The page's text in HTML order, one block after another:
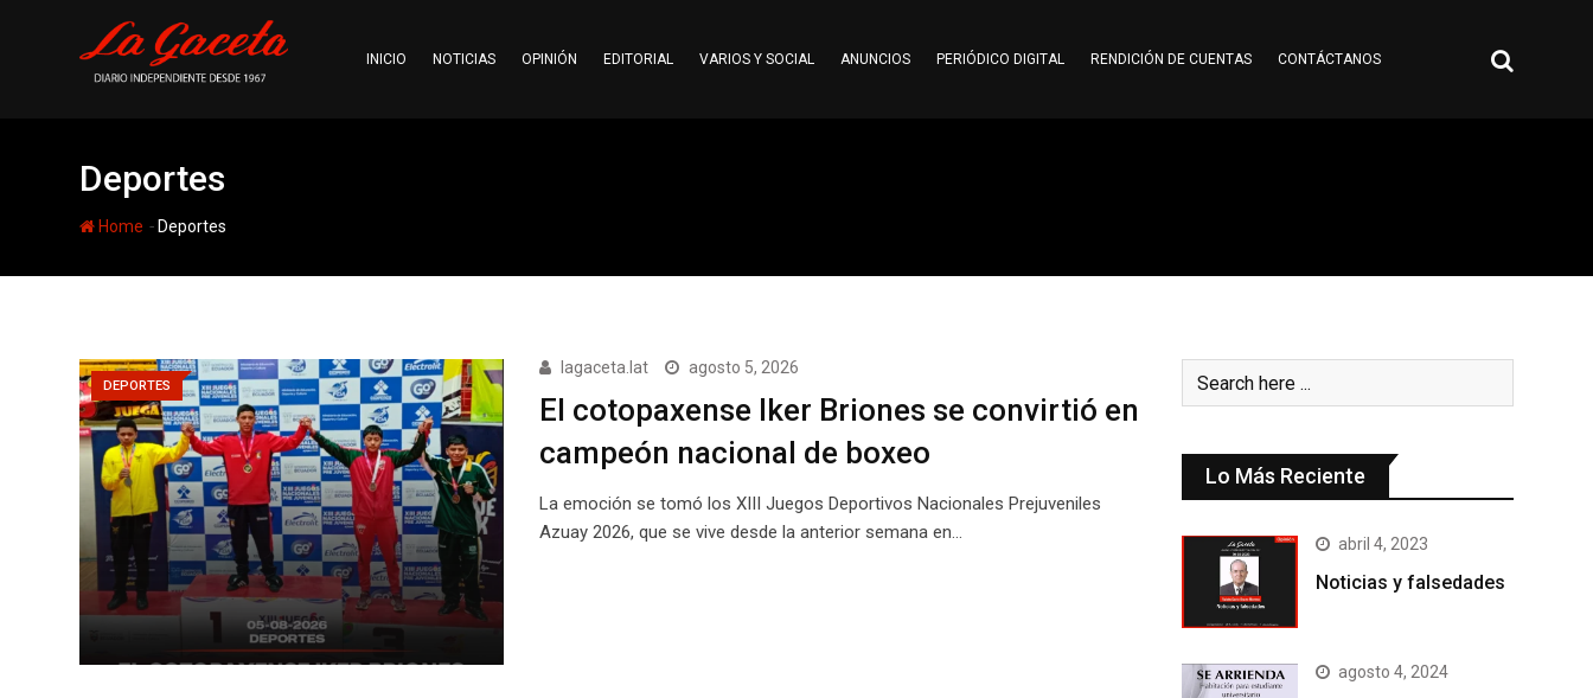
INICIO NOTICIAS OPINIÓN EDITORIAL VARIOS Y SOCIAL ANUNCIOS PERIÓDICO DIGITAL RENDICIÓN DE CUENTAS CONTÁCTANOS
Deportes
Home - Deportes
DEPORTES
lagaceta.lat agosto 5, 2026
El cotopaxense Iker Briones se convirtió en
campeón nacional de boxeo
La emoción se tomó los XIII Juegos Deportivos Nacionales Prejuveniles
Azuay 2026, que se vive desde la anterior semana en…
Lo Más Reciente
abril 4, 2023
Noticias y falsedades
agosto 4, 2024